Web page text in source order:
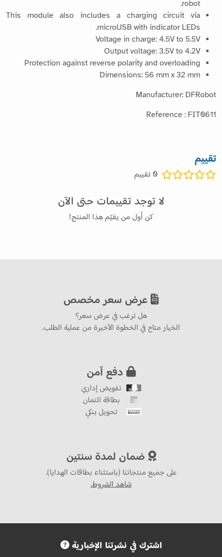
robot.
This module also includes a charging circuit via
microUSB with indicator LEDs.
Voltage in charge: 4.5V to 5.5V
Output voltage: 3.5V to 4.2V
Protection against reverse polarity and overloading
Dimensions: 56 mm x 32 mm
Manufacturer: DFRobot
Reference : FIT0611
تقييم
0 تقييم
لا توجد تقييمات حتى الآن
كن أول من يقيّم هذا المنتج!
عرض سعر مخصص
هل ترغب في عرض سعر؟
الخيار متاح في الخطوة الأخيرة من عملية الطلب.
دفع آمن
تفويض إداري
بطاقة ائتمان
تحويل بنكي
ضمان لمدة سنتين
على جميع منتجاتنا (باستثناء بطاقات الهدايا).
شاهد الشروط.
اشترك في نشرتنا الإخبارية